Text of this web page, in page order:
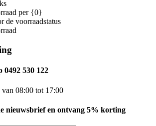
per {0}
de voorraadstatus
0492 530 122
08:00 tot 17:00
nieuwsbrief en ontvang 5% korting